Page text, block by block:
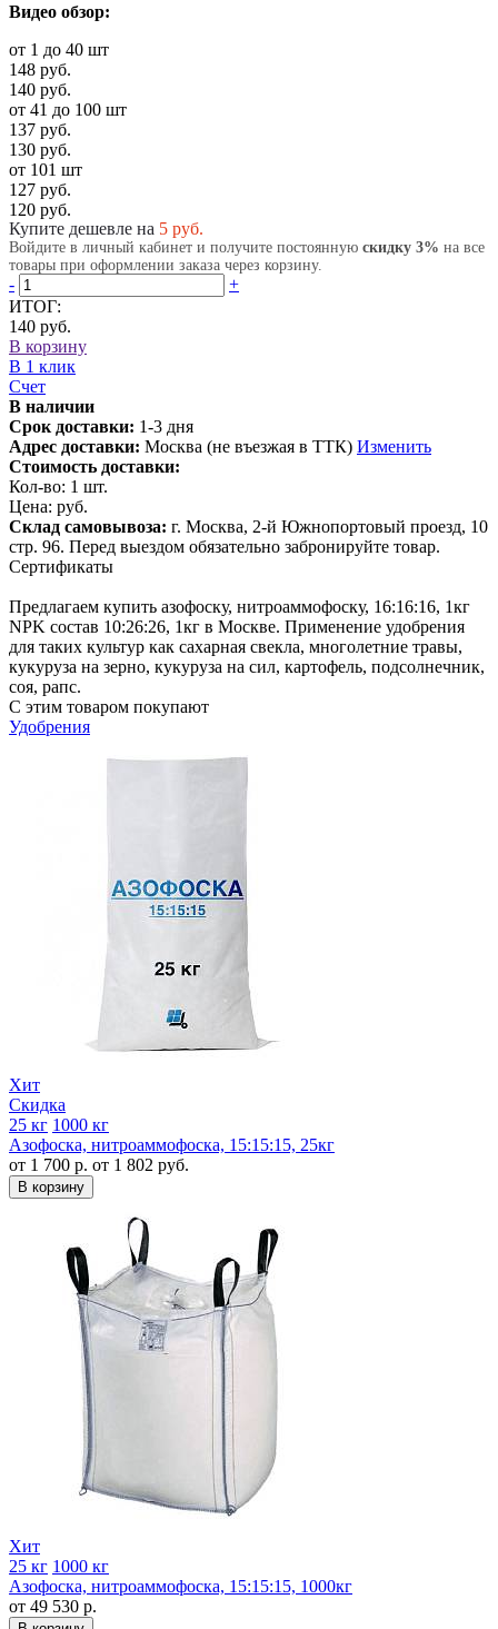
Видео обзор:
от 1 до 40 шт
148 руб.
140 руб.
от 41 до 100 шт
137 руб.
130 руб.
от 101 шт
127 руб.
120 руб.
Купите дешевле на 5 руб.
Войдите в личный кабинет и получите постоянную скидку 3% на все
товары при оформлении заказа через корзину.
-
+
ИТОГ:
140 руб.
В корзину
В 1 клик
Счет
В наличии
Срок доставки: 1-3 дня
Адрес доставки: Москва (не въезжая в ТТК) Изменить
Стоимость доставки:
Кол-во: 1 шт.
Цена: руб.
Склад самовывоза: г. Москва, 2-й Южнопортовый проезд, 10
стр. 96. Перед выездом обязательно забронируйте товар.
Сертификаты
Предлагаем купить азофоску, нитроаммофоску, 16:16:16, 1кг
NPK состав 10:26:26, 1кг в Москве. Применение удобрения
для таких культур как сахарная свекла, многолетние травы,
кукуруза на зерно, кукуруза на сил, картофель, подсолнечник,
соя, рапс.
С этим товаром покупают
Удобрения
Хит
Скидка
25 кг 1000 кг
Азофоска, нитроаммофоска, 15:15:15, 25кг
от 1 700 р. от 1 802 руб.
В корзину
Хит
25 кг 1000 кг
Азофоска, нитроаммофоска, 15:15:15, 1000кг
от 49 530 р.